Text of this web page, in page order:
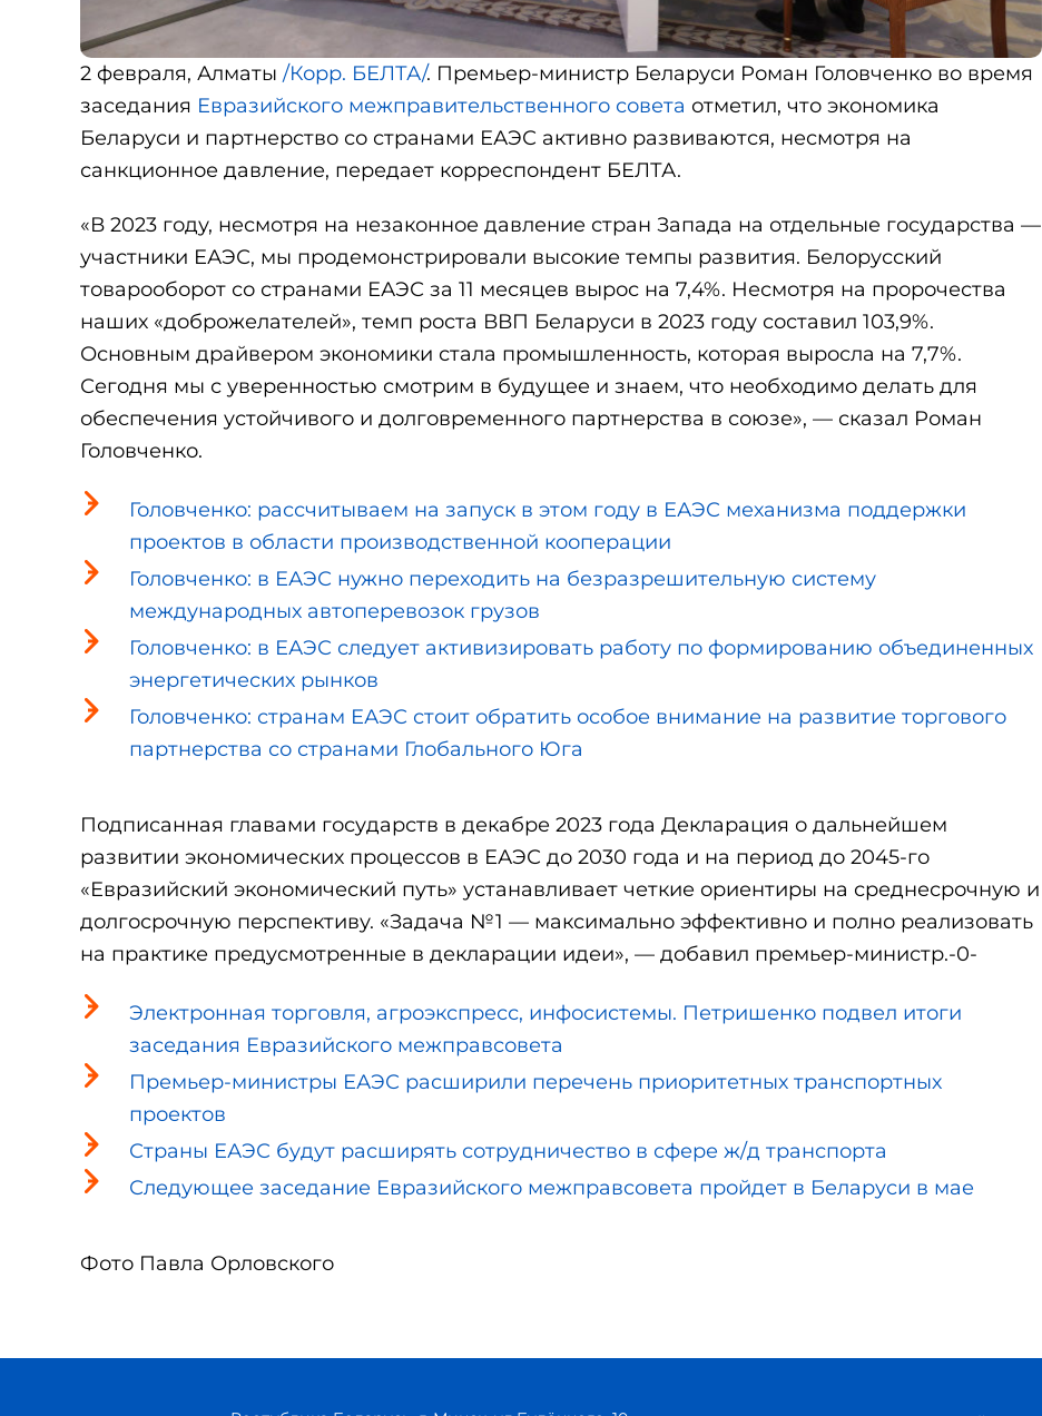
2 февраля, Алматы /Корр. БЕЛТА/. Премьер-министр Беларуси Роман Головченко во время
заседания Евразийского межправительственного совета отметил, что экономика
Беларуси и партнерство со странами ЕАЭС активно развиваются, несмотря на
санкционное давление, передает корреспондент БЕЛТА.
«В 2023 году, несмотря на незаконное давление стран Запада на отдельные государства —
участники ЕАЭС, мы продемонстрировали высокие темпы развития. Белорусский
товарооборот со странами ЕАЭС за 11 месяцев вырос на 7,4%. Несмотря на пророчества
наших «доброжелателей», темп роста ВВП Беларуси в 2023 году составил 103,9%.
Основным драйвером экономики стала промышленность, которая выросла на 7,7%.
Сегодня мы с уверенностью смотрим в будущее и знаем, что необходимо делать для
обеспечения устойчивого и долговременного партнерства в союзе», — сказал Роман
Головченко.
Головченко: рассчитываем на запуск в этом году в ЕАЭС механизма поддержки
проектов в области производственной кооперации
Головченко: в ЕАЭС нужно переходить на безразрешительную систему
международных автоперевозок грузов
Головченко: в ЕАЭС следует активизировать работу по формированию объединенных
энергетических рынков
Головченко: странам ЕАЭС стоит обратить особое внимание на развитие торгового
партнерства со странами Глобального Юга
Подписанная главами государств в декабре 2023 года Декларация о дальнейшем
развитии экономических процессов в ЕАЭС до 2030 года и на период до 2045-го
«Евразийский экономический путь» устанавливает четкие ориентиры на среднесрочную и
долгосрочную перспективу. «Задача №1 — максимально эффективно и полно реализовать
на практике предусмотренные в декларации идеи», — добавил премьер-министр.-0-
Электронная торговля, агроэкспресс, инфосистемы. Петришенко подвел итоги
заседания Евразийского межправсовета
Премьер-министры ЕАЭС расширили перечень приоритетных транспортных
проектов
Страны ЕАЭС будут расширять сотрудничество в сфере ж/д транспорта
Следующее заседание Евразийского межправсовета пройдет в Беларуси в мае
Фото Павла Орловского